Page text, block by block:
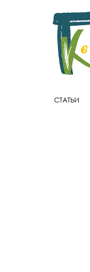
СТАТЬИ